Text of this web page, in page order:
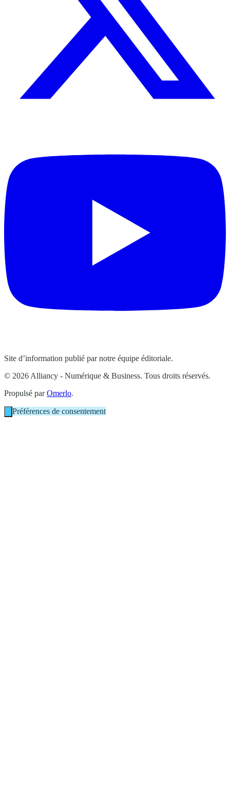
Site d’information publié par notre équipe éditoriale.
© 2026 Alliancy - Numérique & Business. Tous droits réservés.
Propulsé parOmerlo.
Préférences de consentement